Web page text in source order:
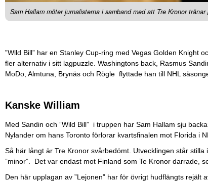
Sam Hallam möter jurnalisterna i samband med att Tre Kronor
”Wlld Bill” har en Stanley Cup-ring med Vegas Golden Knight
fler alternativ i sitt lagpuzzle. Washingtons back, Rasmus
MoDo, Almtuna, Brynäs och Rögle flyttade han till NHL
Kanske William
Med Sandin och ”Wild Bill” i truppen har Sam Hallam sju
Nylander om hans Toronto förlorar kvartsfinalen mot Florida i
Så här långt är Tre Kronor svårbedömt. Utvecklingen står
”minor”. Det var endast mot Finland som Te Kronor darrade,
Den här upplagan av ”Lejonen” har för övrigt hudflängts